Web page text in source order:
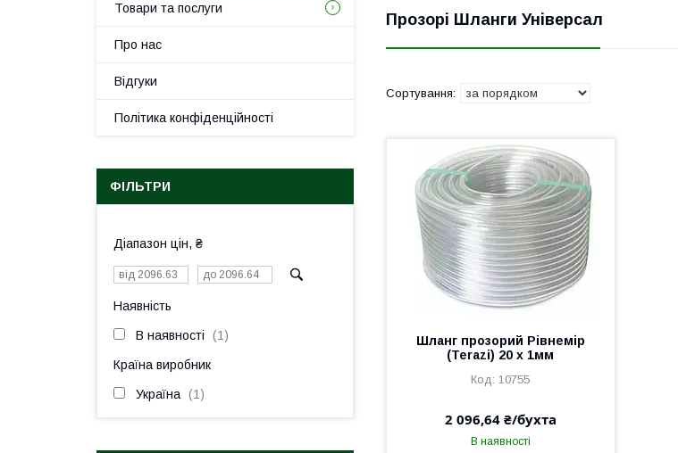
Прозорі Шланги Універсал
Шланг прозорий Рівнемір
(Terazi) 20 х 1мм
10755
2 096,64 ₴/бухта
В наявності
Товари та послуги
Про нас
Відгуки
Політика конфіденційності
ФІЛЬТРИ
Діапазон цін, ₴
Наявність
В наявності 1
Країна виробник
Україна 1